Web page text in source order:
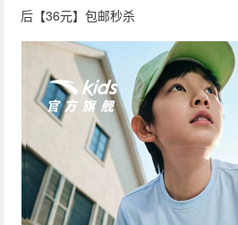
后【36元】包邮秒杀